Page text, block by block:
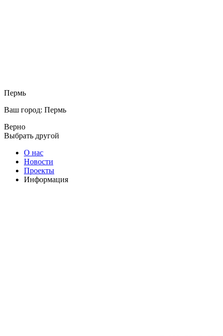
Пермь
Ваш город: Пермь
Верно
Выбрать другой
О нас
Новости
Проекты
Информация